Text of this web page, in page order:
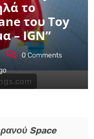
το
του Toy
– IGN”
0Comments
Space